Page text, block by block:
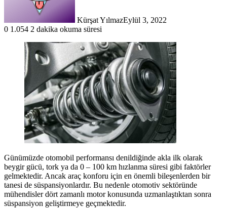
Kürşat YılmazEylül 3, 2022
0 1.054 2 dakika okuma süresi
Günümüzde otomobil performansı denildiğinde akla ilk olarak
beygir gücü, tork ya da 0 – 100 km hızlanma süresi gibi faktörler
gelmektedir. Ancak araç konforu için en önemli bileşenlerden bir
tanesi de süspansiyonlardır. Bu nedenle otomotiv sektöründe
mühendisler dört zamanlı motor konusunda uzmanlaştıktan sonra
süspansiyon geliştirmeye geçmektedir.